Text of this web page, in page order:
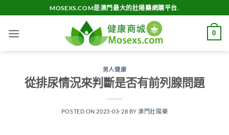
to
content
MOSEXS.COM是澳門最大的壯陽藥網購平台.
0
男人健康
從排尿情況來判斷是否有前列腺問題
POSTED ON 2023-03-28 BY澳門壯陽藥